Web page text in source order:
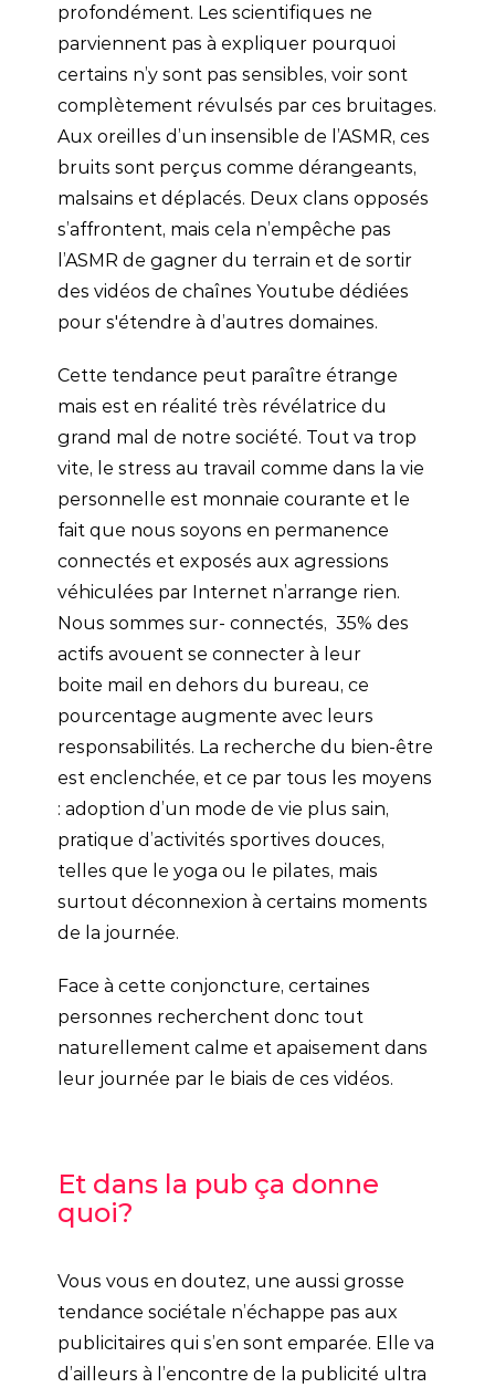
profondément. Les scientifiques ne
parviennent pas à expliquer pourquoi
certains n’y sont pas sensibles, voir sont
complètement révulsés par ces bruitages.
Aux oreilles d’un insensible de l’ASMR, ces
bruits sont perçus comme dérangeants,
malsains et déplacés. Deux clans opposés
s’affrontent, mais cela n’empêche pas
l’ASMR de gagner du terrain et de sortir
des vidéos de chaînes Youtube dédiées
pour s'étendre à d’autres domaines.
Cette tendance peut paraître étrange
mais est en réalité très révélatrice du
grand mal de notre société. Tout va trop
vite, le stress au travail comme dans la vie
personnelle est monnaie courante et le
fait que nous soyons en permanence
connectés et exposés aux agressions
véhiculées par Internet n’arrange rien.
Nous sommes sur- connectés, 35% des
actifs avouent se connecter à leur
boite mail en dehors du bureau, ce
pourcentage augmente avec leurs
responsabilités. La recherche du bien-être
est enclenchée, et ce par tous les moyens
: adoption d’un mode de vie plus sain,
pratique d’activités sportives douces,
telles que le yoga ou le pilates, mais
surtout déconnexion à certains moments
de la journée.
Face à cette conjoncture, certaines
personnes recherchent donc tout
naturellement calme et apaisement dans
leur journée par le biais de ces vidéos.
Et dans la pub ça donne
quoi?
Vous vous en doutez, une aussi grosse
tendance sociétale n’échappe pas aux
publicitaires qui s’en sont emparée. Elle va
d’ailleurs à l’encontre de la publicité ultra